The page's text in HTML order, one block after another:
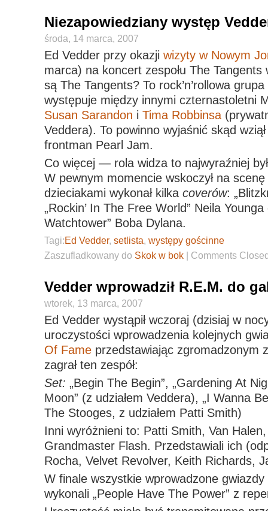
Niezapowiedziany występ
środa, 14 marca, 2007
Ed Vedder przy okazji wizyty w Nowym
marca) na koncert zespołu The
są The Tangents? To rock’n’rollowa
występuje między innymi czternastoletni
Susan Sarandon i Tima Robbinsa
Veddera). To powinno wyjaśnić skąd
frontman Pearl Jam.
Co więcej — rola widza to najwyraźniej
W pewnym momencie wskoczył na
dzieciakami wykonał kilka coverów:
„Rockin’ In The Free World” Neila
Watchtower” Boba Dylana.
Tagi:Ed Vedder, setlista, występy gościnne
Zaszufladkowany do Skok w bok| Comments
Vedder wprowadził R.E.M. do
wtorek, 13 marca, 2007
Ed Vedder wystąpił wczoraj (dzisiaj w
uroczystości wprowadzenia kolejnych
Of Fameprzedstawiając zgromadzonym
zagrał ten zespół:
Set: „Begin The Begin”, „Gardening At
Moon” (z udziałem Veddera), „I Wanna
The Stooges, z udziałem Patti Smith)
Inni wyróżnieni to: Patti Smith, Van
Grandmaster Flash. Przedstawiali ich
Rocha, Velvet Revolver, Keith Richards,
W finale wszystkie wprowadzone
wykonali „People Have The Power” z